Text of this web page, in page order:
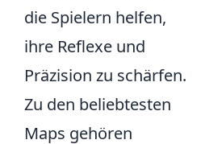
die Spielern helfen,
ihre Reflexe und
Präzision zu schärfen.
Zu den beliebtesten
Maps gehören